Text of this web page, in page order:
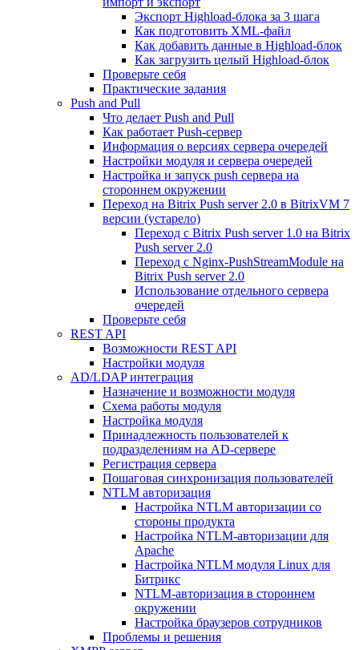
Экспорт Highload-блока за 3 шага
Как подготовить XML-файл
Как добавить данные в Highload-блок
Как загрузить целый Highload-блок
Проверьте себя
Практические задания
Push and Pull
Что делает Push and Pull
Как работает Push-сервер
Информация о версиях сервера очередей
Настройки модуля и сервера очередей
Настройка и запуск push сервера на
стороннем окружении
Переход на Bitrix Push server 2.0 в BitrixVM 7
версии (устарело)
Переход с Bitrix Push server 1.0 на Bitrix
Push server 2.0
Переход с Nginx-PushStreamModule на
Bitrix Push server 2.0
Использование отдельного сервера
очередей
Проверьте себя
REST API
Возможности REST API
Настройки модуля
AD/LDAP интеграция
Назначение и возможности модуля
Схема работы модуля
Настройка модуля
Принадлежность пользователей к
подразделениям на AD-сервере
Регистрация сервера
Пошаговая синхронизация пользователей
NTLM авторизация
Настройка NTLM авторизации со
стороны продукта
Настройка NTLM-авторизации для
Apache
Настройка NTLM модуля Linux для
Битрикс
NTLM-авторизация в стороннем
окружении
Настройка браузеров сотрудников
Проблемы и решения